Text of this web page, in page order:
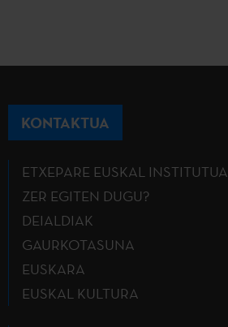
KONTAKTUA
ETXEPARE EUSKAL INSTITUTUA
ZER EGITEN DUGU?
DEIALDIAK
GAURKOTASUNA
EUSKARA
EUSKAL KULTURA